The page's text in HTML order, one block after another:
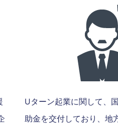
Uターン起業に関して、
助金を交付しており、地